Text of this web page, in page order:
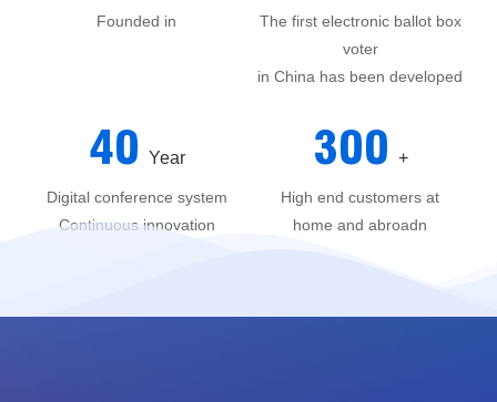
Founded in
The first electronic ballot box
voter
in China has been developed
40 Year
Digital conference system
Continuous innovation
300 +
High end customers at
home and abroadn